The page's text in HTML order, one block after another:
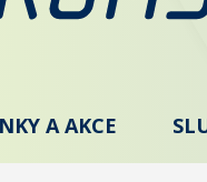
A AKCE